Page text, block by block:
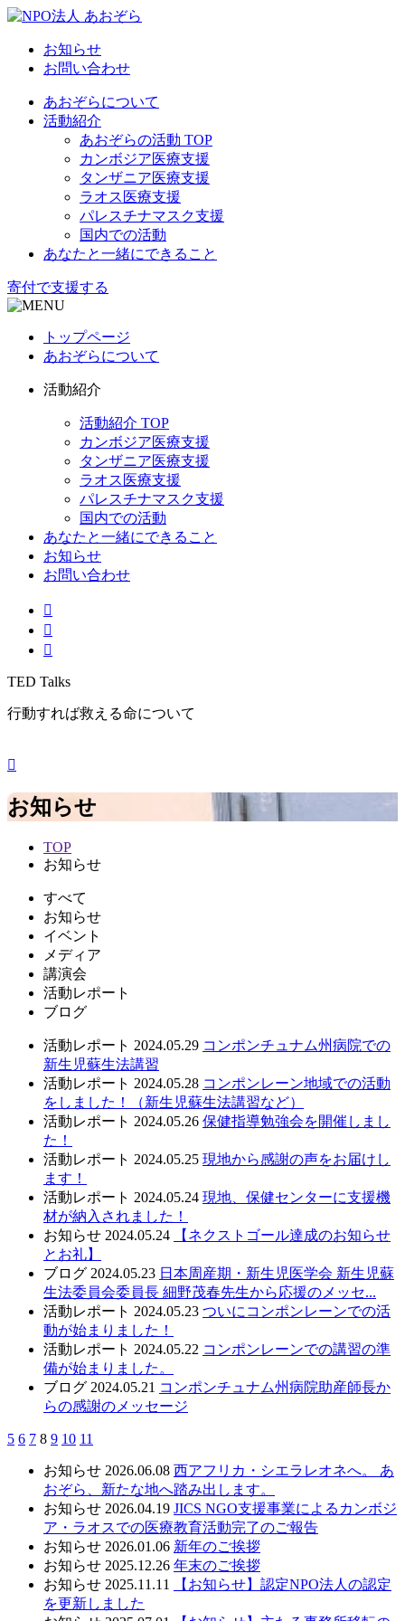
お知らせ
お問い合わせ
あおぞらについて
活動紹介
あおぞらの活動 TOP
カンボジア医療支援
タンザニア医療支援
ラオス医療支援
パレスチナマスク支援
国内での活動
あなたと一緒にできること
寄付で支援する
トップページ
あおぞらについて
活動紹介
活動紹介 TOP
カンボジア医療支援
タンザニア医療支援
ラオス医療支援
パレスチナマスク支援
国内での活動
あなたと一緒にできること
お知らせ
お問い合わせ
TED Talks
行動すれば救える命について
お知らせ
TOP
お知らせ
すべて
お知らせ
イベント
メディア
講演会
活動レポート
ブログ
活動レポート 2024.05.29 コンポンチュナム州病院での
新生児蘇生法講習
活動レポート 2024.05.28 コンポンレーン地域での活動
をしました！（新生児蘇生法講習など）
活動レポート 2024.05.26 保健指導勉強会を開催しまし
た！
活動レポート 2024.05.25 現地から感謝の声をお届けし
ます！
活動レポート 2024.05.24 現地、保健センターに支援機
材が納入されました！
お知らせ 2024.05.24
【ネクストゴール達成のお知らせ
とお礼】
ブログ 2024.05.23 日本周産期・新生児医学会 新生児蘇
生法委員会委員長 細野茂春先生から応援のメッセ...
活動レポート 2024.05.23 ついにコンポンレーンでの活
動が始まりました！
活動レポート 2024.05.22 コンポンレーンでの講習の準
備が始まりました。
ブログ 2024.05.21 コンポンチュナム州病院助産師長か
らの感謝のメッセージ
5 6 7 8 9 10 11
お知らせ 2026.06.08 西アフリカ・シエラレオネへ。 あ
おぞら、新たな地へ踏み出します。
お知らせ 2026.04.19 JICS NGO支援事業によるカンボジ
ア・ラオスでの医療教育活動完了のご報告
お知らせ 2026.01.06 新年のご挨拶
お知らせ 2025.12.26 年末のご挨拶
お知らせ 2025.11.11
【お知らせ】認定NPO法人の認定
を更新しました